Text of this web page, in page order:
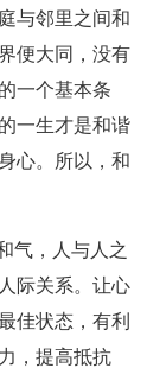
与邻里之间和
便大同，没有
一个基本条
一生才是和谐
心。所以，和
气，人与人之
际关系。让心
佳状态，有利
，提高抵抗